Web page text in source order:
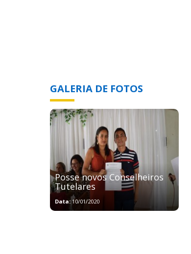
GALERIA DE FOTOS
Posse novos Conselheiros
Tutelares
Data: 10/01/2020